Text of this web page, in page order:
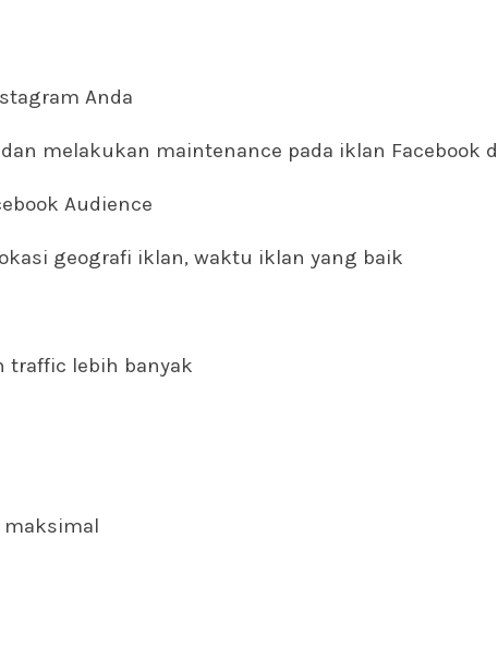
Anda
melakukan maintenance pada iklan Facebook
Audience
geografi iklan, waktu iklan yang baik
traffic lebih banyak